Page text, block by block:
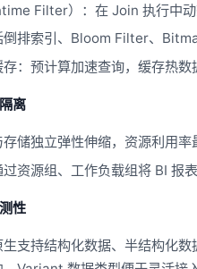
Filter）：在 Join 执行中动
排索引、Bloom Filter、
：预计算加速查询，缓存热数
离
储独立弹性伸缩，资源利用率
资源组、工作负载组将 BI 报
性
生支持结构化数据、半结构化